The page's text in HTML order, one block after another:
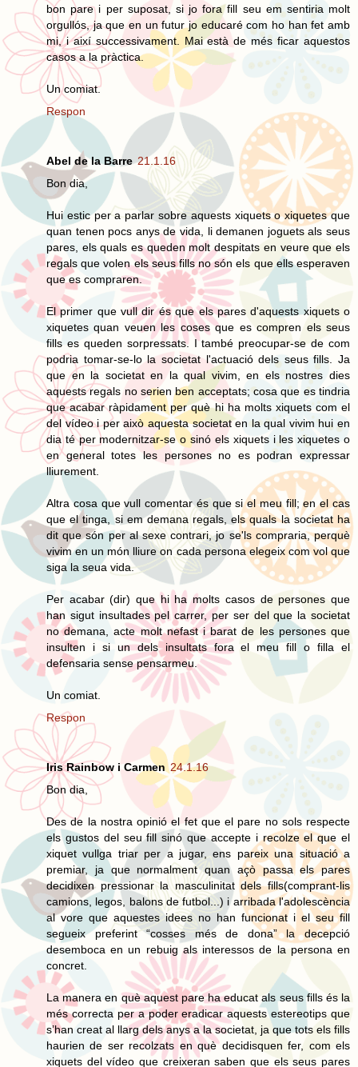
bon pare i per suposat, si jo fora fill seu em sentiria molt
orgullós, ja que en un futur jo educaré com ho han fet amb
mi, i així successivament. Mai està de més ficar aquestos
casos a la pràctica.
Un comiat.
Respon
Abel de la Barre 21.1.16
Bon dia,
Hui estic per a parlar sobre aquests xiquets o xiquetes que
quan tenen pocs anys de vida, li demanen joguets als seus
pares, els quals es queden molt despitats en veure que els
regals que volen els seus fills no són els que ells esperaven
que es compraren.
El primer que vull dir és que els pares d'aquests xiquets o
xiquetes quan veuen les coses que es compren els seus
fills es queden sorpressats. I també preocupar-se de com
podria tomar-se-lo la societat l'actuació dels seus fills. Ja
que en la societat en la qual vivim, en els nostres dies
aquests regals no serien ben acceptats; cosa que es tindria
que acabar ràpidament per què hi ha molts xiquets com el
del vídeo i per això aquesta societat en la qual vivim hui en
dia té per modernitzar-se o sinó els xiquets i les xiquetes o
en general totes les persones no es podran expressar
lliurement.
Altra cosa que vull comentar és que si el meu fill; en el cas
que el tinga, si em demana regals, els quals la societat ha
dit que són per al sexe contrari, jo se'ls compraria, perquè
vivim en un món lliure on cada persona elegeix com vol que
siga la seua vida.
Per acabar (dir) que hi ha molts casos de persones que
han sigut insultades pel carrer, per ser del que la societat
no demana, acte molt nefast i barat de les persones que
insulten i si un dels insultats fora el meu fill o filla el
defensaria sense pensarmeu.
Un comiat.
Respon
Iris Rainbow i Carmen 24.1.16
Bon dia,
Des de la nostra opinió el fet que el pare no sols respecte
els gustos del seu fill sinó que accepte i recolze el que el
xiquet vullga triar per a jugar, ens pareix una situació a
premiar, ja que normalment quan açò passa els pares
decidixen pressionar la masculinitat dels fills(comprant-lis
camions, legos, balons de futbol...) i arribada l'adolescència
al vore que aquestes idees no han funcionat i el seu fill
segueix preferint “cosses més de dona” la decepció
desemboca en un rebuig als interessos de la persona en
concret.
La manera en què aquest pare ha educat als seus fills és la
més correcta per a poder eradicar aquests estereotips que
s’han creat al llarg dels anys a la societat, ja que tots els fills
haurien de ser recolzats en què decidisquen fer, com els
xiquets del vídeo que creixeran saben que els seus pares